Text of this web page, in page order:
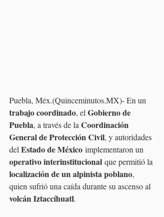
Puebla, Méx.(Quinceminutos.MX)- En un
trabajo coordinado, el Gobierno de
Puebla, a través de la Coordinación
General de Protección Civil, y autoridades
del Estado de México implementaron un
operativo interinstitucional que permitió la
localización de un alpinista poblano,
quien sufrió una caída durante su ascenso al
volcán Iztaccíhuatl.